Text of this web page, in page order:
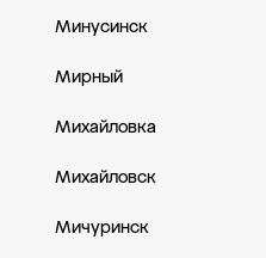
Минусинск
Мирный
Михайловка
Михайловск
Мичуринск